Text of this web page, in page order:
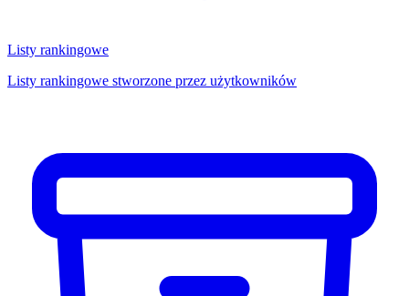
Listy rankingowe
Listy rankingowe stworzone przez użytkowników